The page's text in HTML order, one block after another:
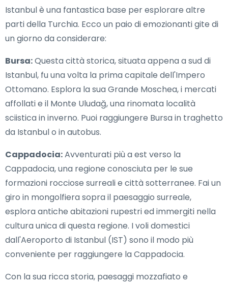
Istanbul è una fantastica base per esplorare altre
parti della Turchia. Ecco un paio di emozionanti gite di
un giorno da considerare:
Bursa:Questa città storica, situata appena a sud di
Istanbul, fu una volta la prima capitale dell'Impero
Ottomano. Esplora la sua Grande Moschea, i mercati
affollati e il Monte Uludağ, una rinomata località
sciistica in inverno. Puoi raggiungere Bursa in traghetto
da Istanbul o in autobus.
Cappadocia:Avventurati più a est verso la
Cappadocia, una regione conosciuta per le sue
formazioni rocciose surreali e città sotterranee. Fai un
giro in mongolfiera sopra il paesaggio surreale,
esplora antiche abitazioni rupestri ed immergiti nella
cultura unica di questa regione. I voli domestici
dall'Aeroporto di Istanbul (IST) sono il modo più
conveniente per raggiungere la Cappadocia.
Con la sua ricca storia, paesaggi mozzafiato e